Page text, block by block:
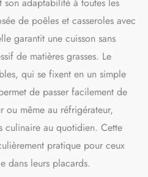
POIGNÉE AMOVIBLE
ULTRA SECURISEE : la
poignée amovible sûre et
brevetée bénéficie d’une
garantie de 10 ans GAIN
DE PLACE : grâce à son
empilabilité, Ingenio vous
fait gagner de la place dans
vos placards NETTOYAGE
FACILE : lavable à la main,
au lave-vaisselle (sauf
poignée), Tefal recommande
les produits SUN Tout en 1,
de poêles et casseroles avec
garantit une cuisson sans
de matières grasses. Le
qui se fixent en un simple
de passer facilement de
ou même au réfrigérateur,
culinaire au quotidien. Cette
pratique pour ceux
dans leurs placards.